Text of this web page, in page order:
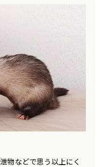
物などで思う以上にく